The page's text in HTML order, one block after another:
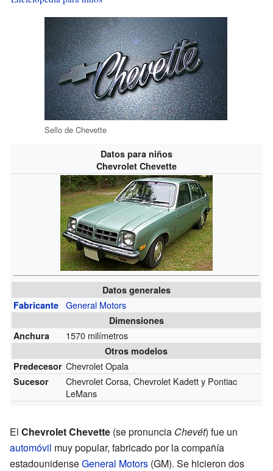
Sello de Chevette
Datos para niños
Chevrolet Chevette
Datos generales
Fabricante
General Motors
Dimensiones
Anchura
1570 milímetros
Otros modelos
Predecesor Chevrolet Opala
Sucesor
Chevrolet Corsa, Chevrolet Kadett y Pontiac
LeMans
El Chevrolet Chevette (se pronuncia Chevét) fue un
automóvil muy popular, fabricado por la compañía
estadounidenseGeneral Motors (GM). Se hicieron dos